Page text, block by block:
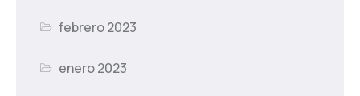
febrero 2023
enero 2023